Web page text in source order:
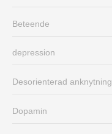
Beteende
depression
Desorienterad anknytning
Dopamin